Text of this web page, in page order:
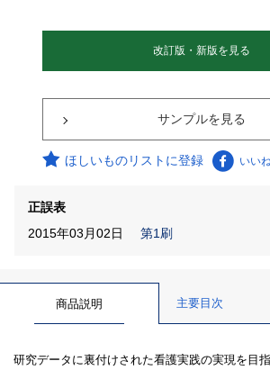
改訂版・新版を見る
サンプルを見る
ほしいものリストに登録 いいね
正誤表
2015年03月02日
第1刷
商品説明 主要目次
研究データに裏付けされた看護実践の実現を目